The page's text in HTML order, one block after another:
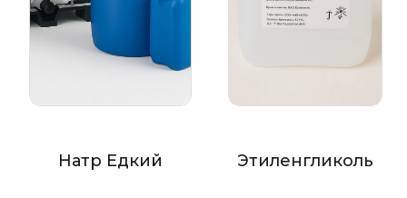
Натр Едкий Этиленгликоль